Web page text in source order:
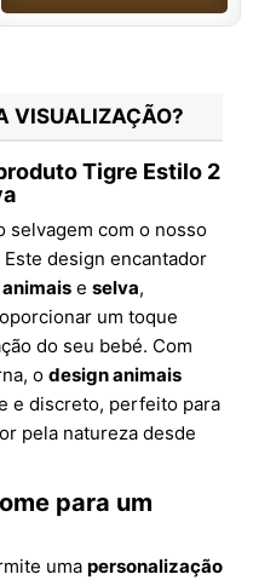
VISUALIZAÇÃO?
Tigre Estilo 2
selvagem com o nosso
Este design encantador
e selva,
um toque
do seu bebé. Com
o design animais
e discreto, perfeito para
pela natureza desde
para um
uma personalização